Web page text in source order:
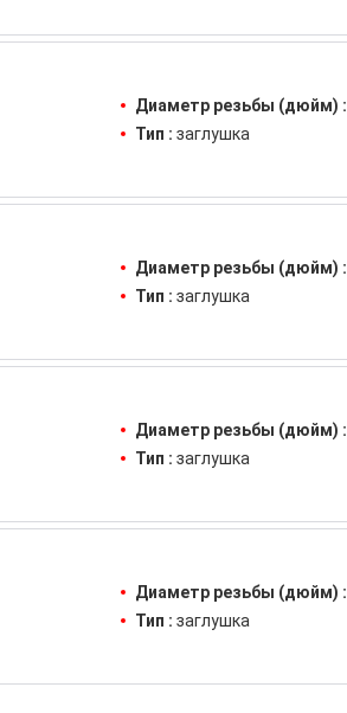
Диаметр резьбы (дюйм) :
Тип : заглушка
Диаметр резьбы (дюйм) :
Тип : заглушка
Диаметр резьбы (дюйм) :
Тип : заглушка
Диаметр резьбы (дюйм) :
Тип : заглушка